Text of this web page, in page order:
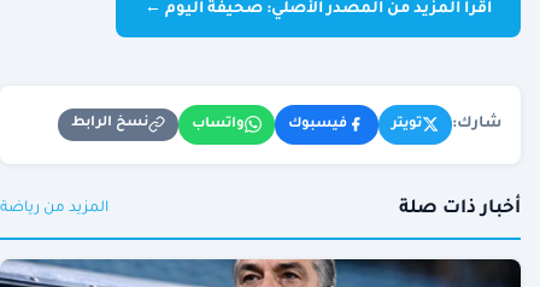
اقرأ المزيد من المصدر الأصلي: صحيفة اليوم ←
شارك: تويتر فيسبوك واتساب نسخ الرابط
أخبار ذات صلة المزيد من رياضة